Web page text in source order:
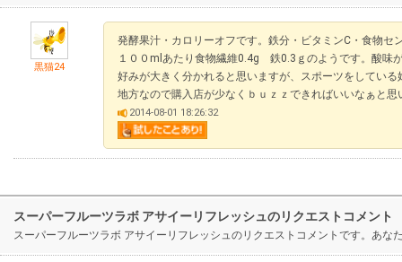
黒猫24
発酵果汁・カロリーオフです。鉄分・ビタミンC・食物セ
１００mlあたり食物繊維0.4g 鉄0.3ｇのようです。酸味
好みが大きく分かれると思いますが、スポーツをしてい
地方なので購入店が少なくｂｕｚｚできればいいなぁと思
2014-08-01 18:26:32
スーパーフルーツラボ アサイーリフレッシュのリクエストコメント
スーパーフルーツラボ アサイーリフレッシュのリクエストコメントです。あ